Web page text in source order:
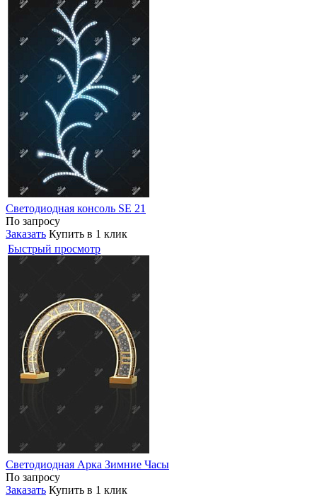
Светодиодная консоль SE 21
По запросу
Заказать Купить в 1 клик
Быстрый просмотр
Светодиодная Арка Зимние Часы
По запросу
Заказать Купить в 1 клик